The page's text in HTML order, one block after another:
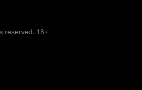
reserved. 18+